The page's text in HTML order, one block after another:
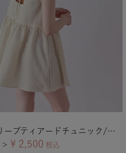
ノースリーブティアードチュニック/ラッシュガード【メール便可／70】
＞ ¥ 2,500 税込